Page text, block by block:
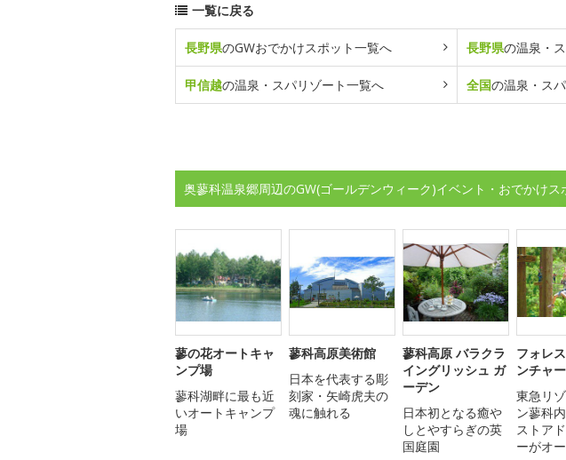
一覧に戻る
長野県のGWおでかけスポット一覧へ 長野県の温泉・
甲信越の温泉・スパリゾート一覧へ 全国の温泉・ス
奥蓼科温泉郷周辺のGW(ゴールデンウィーク)イベント・おでかけス
蓼の花オートキャ
ンプ場
蓼科湖畔に最も近
いオートキャンプ
場
蓼科高原美術館
日本を代表する彫
刻家・矢崎虎夫の
魂に触れる
蓼科高原 バラクラ
イングリッシュ ガ
ーデン
日本初となる癒や
しとやすらぎの英
国庭園
フォレ
ンチャ
東急リ
ン蓼科
ストア
ーがオ